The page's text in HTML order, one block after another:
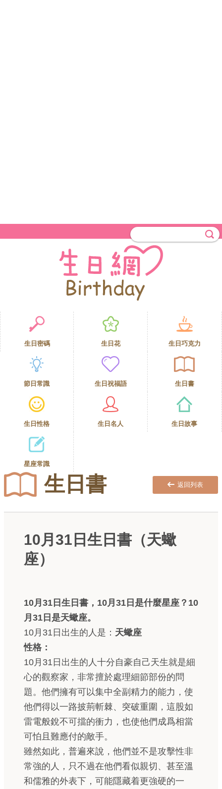
生日密碼 生日花 生日巧克力
節日常識 生日祝福語 生日書
生日性格 生日名人 生日故事
星座常識
生日書 返回列表
10月31日生日書（天蠍
座）
10月31日生日書，10月31日是什麼星座？10
月31日是天蠍座。
10月31日出生的人是： 天蠍座
性格：
10月31日出生的人十分自豪自己天生就是細
心的觀察家，非常擅於處理細節部份的問
題。他們擁有可以集中全副精力的能力，使
他們得以一路披荊斬棘、突破重圍，這股如
雷電般銳不可擋的衝力，也使他們成爲相當
可怕且難應付的敵手。
雖然如此，普遍來說，他們並不是攻擊性非
常強的人，只不過在他們看似親切、甚至溫
和儒雅的外表下，可能隱藏着更強硬的一